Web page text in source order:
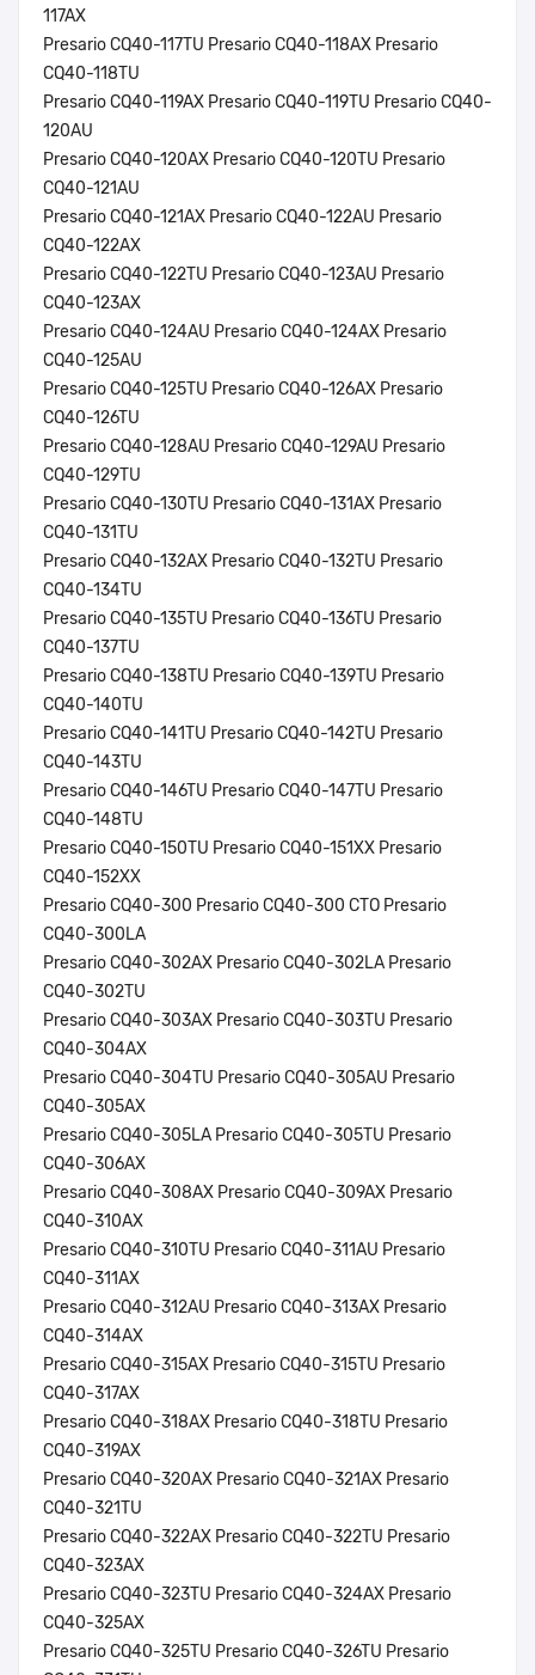
117AX
Presario CQ40-117TU Presario CQ40-118AX Presario
CQ40-118TU
Presario CQ40-119AX Presario CQ40-119TU Presario CQ40-
120AU
Presario CQ40-120AX Presario CQ40-120TU Presario
CQ40-121AU
Presario CQ40-121AX Presario CQ40-122AU Presario
CQ40-122AX
Presario CQ40-122TU Presario CQ40-123AU Presario
CQ40-123AX
Presario CQ40-124AU Presario CQ40-124AX Presario
CQ40-125AU
Presario CQ40-125TU Presario CQ40-126AX Presario
CQ40-126TU
Presario CQ40-128AU Presario CQ40-129AU Presario
CQ40-129TU
Presario CQ40-130TU Presario CQ40-131AX Presario
CQ40-131TU
Presario CQ40-132AX Presario CQ40-132TU Presario
CQ40-134TU
Presario CQ40-135TU Presario CQ40-136TU Presario
CQ40-137TU
Presario CQ40-138TU Presario CQ40-139TU Presario
CQ40-140TU
Presario CQ40-141TU Presario CQ40-142TU Presario
CQ40-143TU
Presario CQ40-146TU Presario CQ40-147TU Presario
CQ40-148TU
Presario CQ40-150TU Presario CQ40-151XX Presario
CQ40-152XX
Presario CQ40-300 Presario CQ40-300 CTO Presario
CQ40-300LA
Presario CQ40-302AX Presario CQ40-302LA Presario
CQ40-302TU
Presario CQ40-303AX Presario CQ40-303TU Presario
CQ40-304AX
Presario CQ40-304TU Presario CQ40-305AU Presario
CQ40-305AX
Presario CQ40-305LA Presario CQ40-305TU Presario
CQ40-306AX
Presario CQ40-308AX Presario CQ40-309AX Presario
CQ40-310AX
Presario CQ40-310TU Presario CQ40-311AU Presario
CQ40-311AX
Presario CQ40-312AU Presario CQ40-313AX Presario
CQ40-314AX
Presario CQ40-315AX Presario CQ40-315TU Presario
CQ40-317AX
Presario CQ40-318AX Presario CQ40-318TU Presario
CQ40-319AX
Presario CQ40-320AX Presario CQ40-321AX Presario
CQ40-321TU
Presario CQ40-322AX Presario CQ40-322TU Presario
CQ40-323AX
Presario CQ40-323TU Presario CQ40-324AX Presario
CQ40-325AX
Presario CQ40-325TU Presario CQ40-326TU Presario